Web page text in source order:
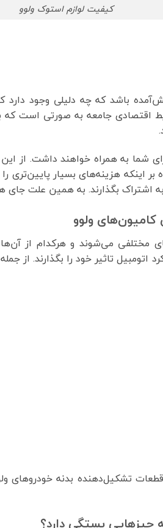
کیفیت لوازم استوک ولوو
باشد که چه دلیلی وجود دارد
اقتصادی جامعه به صورتی است که
شما به همراه خواهند داشت. از
اینکه هزینه‌های بسیار پایین‌تری
به اشتراک بگذارند. به همین علت جای
کامیون‌های ولوو
مختلفی می‌شوند و هرکدام از
اتومبیل تاثیر خود را بگذارند. از
تشکیل‌دهنده بدنه خودروهای
چیزهایی بستگی دارد؟